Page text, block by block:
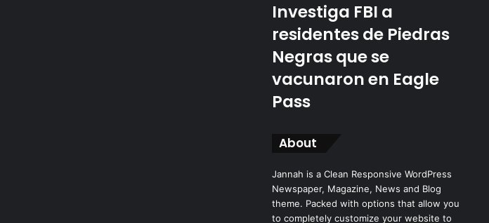
Investiga FBI a
residentes de Piedras
Negras que se
vacunaron en Eagle
Pass
About
Jannah is a Clean Responsive WordPress
Newspaper, Magazine, News and Blog
theme. Packed with options that allow you
to completely customize your website to